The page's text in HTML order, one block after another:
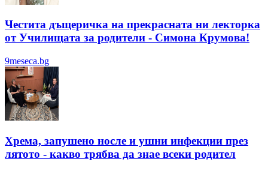
Честита дъщеричка на прекрасната ни лекторка
от Училищата за родители - Симона Крумова!
9meseca.bg
Хрема, запушено носле и ушни инфекции през
лятотo - какво трябва да знае всеки родител